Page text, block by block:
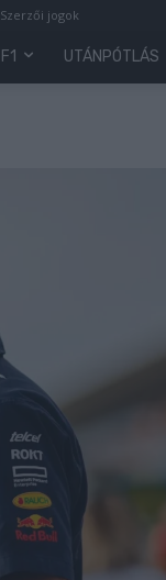
Szerzői jogok
F1 UTÁNPÓTLÁS